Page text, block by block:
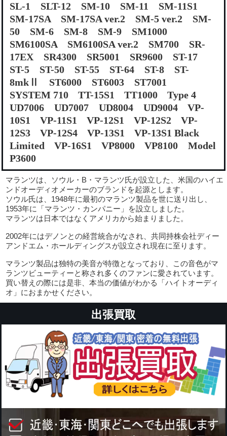
SL-1 SLT-12 SM-10 SM-11 SM-11S1
SM-17SA SM-17SA ver.2 SM-5 ver.2 SM-
50 SM-6 SM-8 SM-9 SM1000
SM6100SA SM6100SA ver.2 SM700 SR-
17EX SR4300 SR5001 SR9600 ST-17
ST-5 ST-50 ST-55 ST-64 ST-8 ST-
8mkⅡ ST6000 ST6003 ST7001
SYSTEM 710 TT-15S1 TT1000 Type 4
UD7006 UD7007 UD8004 UD9004 VP-
10S1 VP-11S1 VP-12S1 VP-12S2 VP-
12S3 VP-12S4 VP-13S1 VP-13S1 Black
Limited VP-16S1 VP8000 VP8100 Model
P3600
マランツは、ソウル・B・マランツ氏が設立した、米国のハイエ
ンドオーディオメーカーのブランドを起源とします。
ソウル氏は、1948年に最初のマランツ製品を世に送り出し、
1953年に「マランツ・カンパニー」を設立しました。
マランツは日本ではなくアメリカから始まりました。
2002年にはデノンとの経営統合がなされ、共同持株会社ディー
アンドエム・ホールディングスが設立され現在に至ります。
マランツ製品は独特の美音が特徴となっており、この音色がマ
ランツビューティーと称され多くのファンに愛されています。
買い替えの際には是非、本当の価値がわかる「ハイトオーディ
オ」におまかせください。
出張買取